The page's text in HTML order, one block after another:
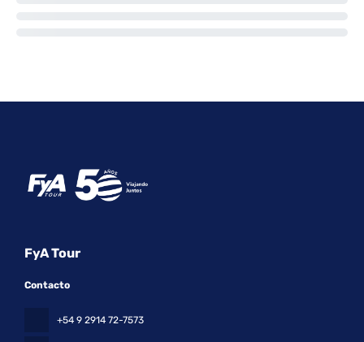
FyA Tour
Contacto
+54 9 2914 72-7573